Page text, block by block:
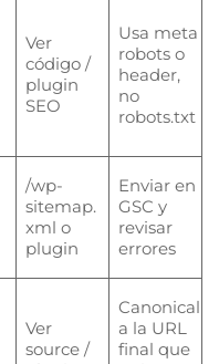
Ver
código /
plugin
SEO
Usa meta
robots o
header,
no
robots.txt
/wp-
sitemap.
xml o
plugin
Enviar en
GSC y
revisar
errores
Ver
source /
Canonical
a la URL
final que